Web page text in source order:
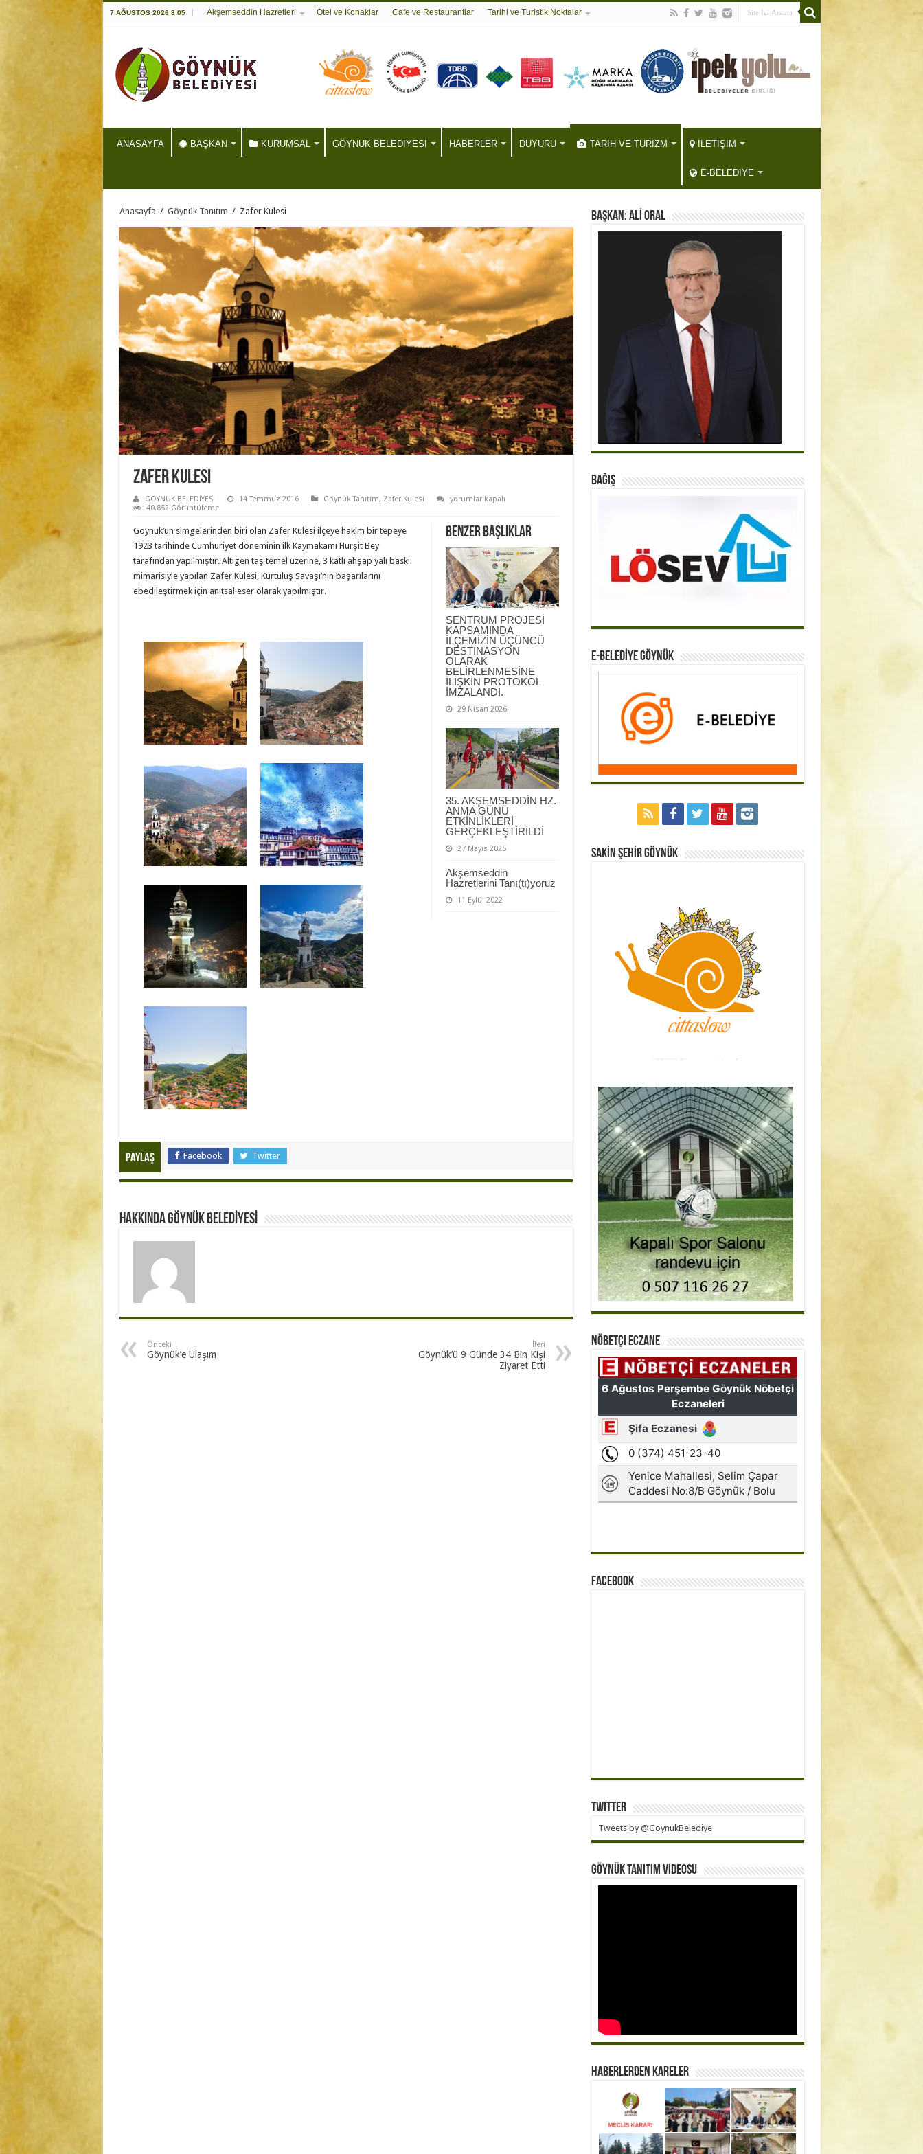
7 AĞUSTOS 2026 8:05 Akşemseddin Hazretleri Otel ve Konaklar Cafe ve Restaurantlar Tarihi ve Turistik Noktalar
ANASAYFA BAŞKAN KURUMSAL GÖYNÜK BELEDİYESİ HABERLER DUYURU TARİH VE TURİZM İLETİŞİM
E-BELEDİYE
Anasayfa / Göynük Tanıtım / Zafer Kulesi
Zafer Kulesi
GÖYNÜK BELEDİYESİ 14 Temmuz 2016 Göynük Tanıtım, Zafer Kulesi
Zafer
yorumlar kapalı
40,852 Görüntüleme
Benzer Başlıklar
SENTRUM PROJESİ
KAPSAMINDA
İLÇEMİZİN ÜÇÜNCÜ
DESTİNASYON
OLARAK
BELİRLENMESİNE
İLİŞKİN PROTOKOL
İMZALANDI.
29 Nisan 2026
35. AKŞEMSEDDİN HZ.
ANMA GÜNÜ
ETKİNLİKLERİ
GERÇEKLEŞTİRİLDİ
27 Mayıs 2025
Akşemseddin
Hazretlerini Tanı(tı)yoruz
11 Eylül 2022
Göynük’ün simgelerinden biri olan Zafer Kulesi ilçeye hakim bir tepeye
1923 tarihinde Cumhuriyet döneminin ilk Kaymakamı Hurşit Bey
tarafından yapılmıştır. Altıgen taş temel üzerine, 3 katlı ahşap yalı baskı
mimarisiyle yapılan Zafer Kulesi, Kurtuluş Savaşı’nın başarılarını
ebedileştirmek için anıtsal eser olarak yapılmıştır.
Paylaş Facebook Twitter
Hakkında GÖYNÜK BELEDİYESİ
Önceki
Göynük’e Ulaşım
İleri
Göynük’ü 9 Günde 34 Bin Kişi
Ziyaret Etti
BAŞKAN: ALİ ORAL
BAĞIŞ
E-BELEDİYE GÖYNÜK
Sakİn Şehİr GÖYNÜK
Nöbetçi Eczane
Facebook
Twitter
Tweets by @GoynukBelediye
Göynük Tanıtım Videosu
Haberlerden Kareler